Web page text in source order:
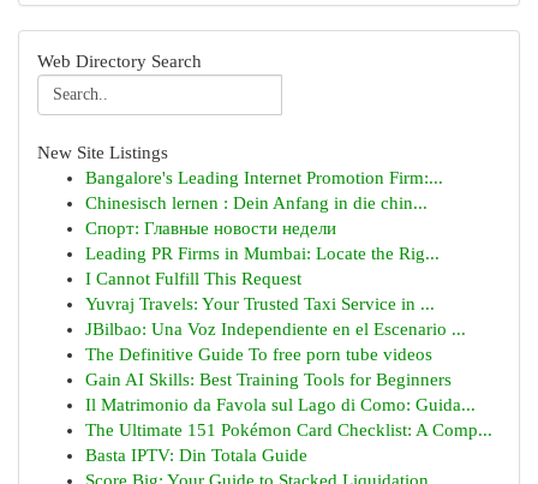
Web Directory Search
New Site Listings
Bangalore's Leading Internet Promotion Firm:...
Chinesisch lernen : Dein Anfang in die chin...
Спорт: Главные новости недели
Leading PR Firms in Mumbai: Locate the Rig...
I Cannot Fulfill This Request
Yuvraj Travels: Your Trusted Taxi Service in ...
JBilbao: Una Voz Independiente en el Escenario ...
The Definitive Guide To free porn tube videos
Gain AI Skills: Best Training Tools for Beginners
Il Matrimonio da Favola sul Lago di Como: Guida...
The Ultimate 151 Pokémon Card Checklist: A Comp...
Basta IPTV: Din Totala Guide